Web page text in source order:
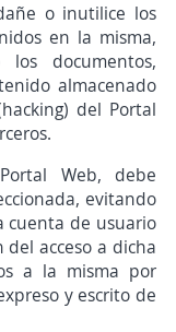
o inutilice los
en la misma,
documentos,
almacenado
del Portal
Web, debe
evitando
cuenta de usuario
acceso a dicha
a la misma por
y escrito de